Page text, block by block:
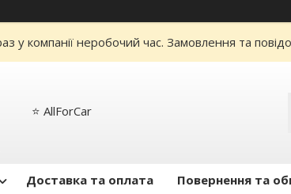
у компанії неробочий час. Замовлення та
⭐️ AllForCar
Доставка та оплата Повернення та